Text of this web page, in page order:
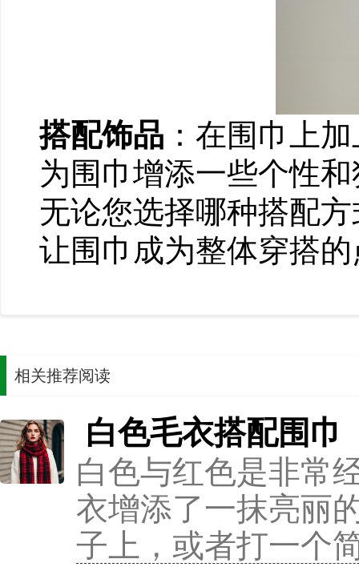
搭配饰品 ：在围巾上
为围巾增添一些个性
无论您选择哪种搭配
让围巾成为整体穿搭
相关推荐阅读
白色毛衣搭配围巾
白色与红色是非常
衣增添了一抹亮丽
子上，或者打一个